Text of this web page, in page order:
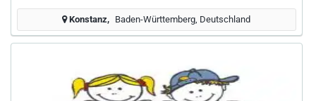
Konstanz Baden-Württemberg, Deutschland